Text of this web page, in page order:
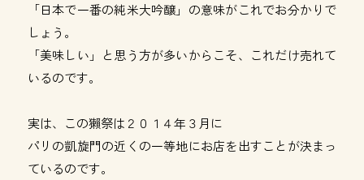
「日本で一番の純米大吟醸」の意味がこれでお分かりで
しょう。
「美味しい」と思う方が多いからこそ、これだけ売れて
いるのです。
実は、この獺祭は２０１４年３月に
パリの凱旋門の近くの一等地にお店を出すことが決まっ
ているのです。